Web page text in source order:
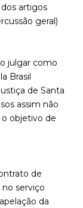
artigos
geral)
julgar como
Brasil
de Santa
assim não
objetivo de
de
serviço
da